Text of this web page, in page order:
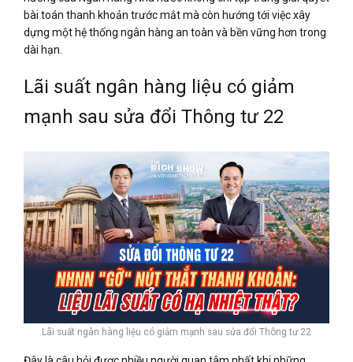
bài toán thanh khoản trước mắt mà còn hướng tới việc xây
dựng một hệ thống ngân hàng an toàn và bền vững hơn trong
dài hạn.
Lãi suất ngân hàng liệu có giảm
mạnh sau sửa đổi Thông tư 22
Lãi suất ngân hàng liệu có giảm mạnh sau sửa đổi Thông tư 22